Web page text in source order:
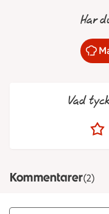
Har
Vad
Kommentarer(2)